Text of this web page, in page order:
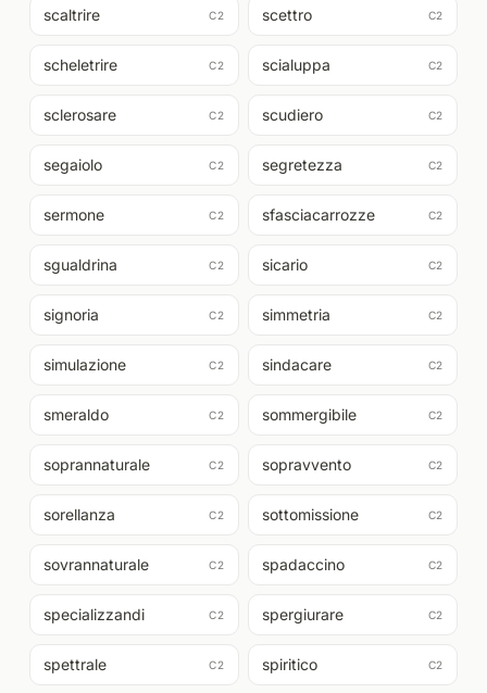
scaltrire C2 scettro C2
scheletrire C2 scialuppa C2
sclerosare C2 scudiero C2
segaiolo C2 segretezza C2
sermone C2 sfasciacarrozze C2
sgualdrina C2 sicario C2
signoria C2 simmetria C2
simulazione C2 sindacare C2
smeraldo C2 sommergibile C2
soprannaturale C2 sopravvento C2
sorellanza C2 sottomissione C2
sovrannaturale C2 spadaccino C2
specializzandi C2 spergiurare C2
spettrale C2 spiritico C2